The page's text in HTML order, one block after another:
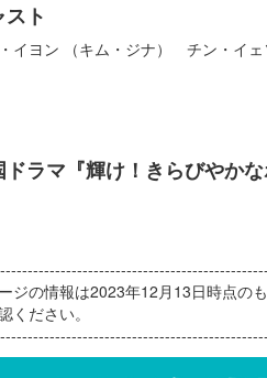
ト
イヨン （キム・ジナ） チン・イ
ドラマ『輝け！きらびやか
ジの情報は2023年12月13日時点の
ください。